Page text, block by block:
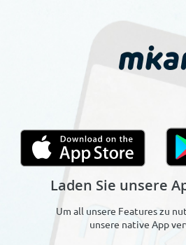
Laden Sie unsere
Um all unsere Features zu
unsere native App